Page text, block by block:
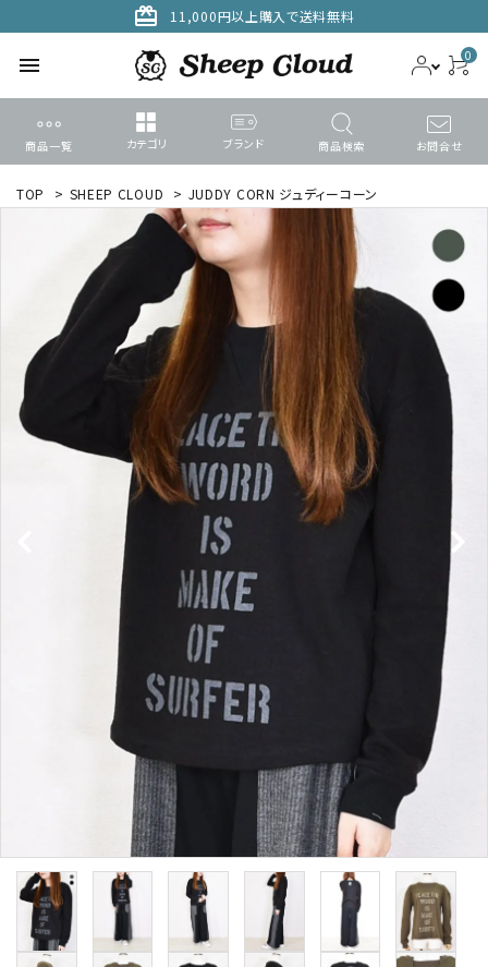
card_giftcard 11,000円以上購入で送料無料
menu 0
商品一覧 カテゴリ ブランド 商品検索 お問合せ
ACCOUNT MENU
ログイン person 新規会員登録
search
カテゴリーから探す
ブランドから選ぶ
INFORMATION
TOP > SHEEP CLOUD > JUDDY CORN ジュディーコーン